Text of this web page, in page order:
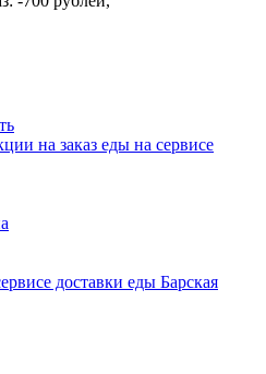
на заказ еды на сервисе
доставки еды Барская